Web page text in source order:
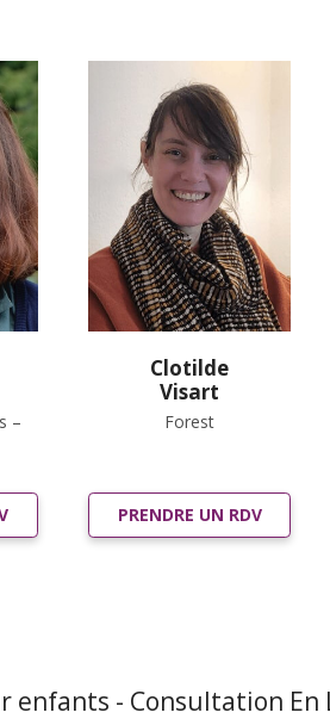
–
Clotilde
Visart
Forest
PRENDRE UN RDV
enfants - Consultation En